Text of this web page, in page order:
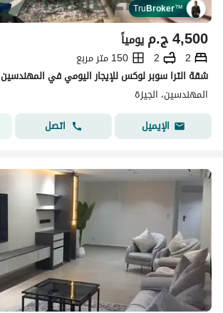
TruBroker™
ج.م4,500 يومياً
2
2
150 متر مربع
شقة الترا سوبر لوكس للإيجار اليومي في المهندسين
المهندسين، الجيزة
الإيميل
اتصل